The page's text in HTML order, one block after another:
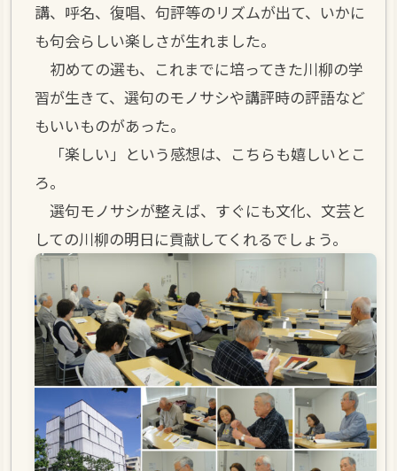
講、呼名、復唱、句評等のリズムが出て、いかに
も句会らしい楽しさが生れました。
初めての選も、これまでに培ってきた川柳の学
習が生きて、選句のモノサシや講評時の評語など
もいいものがあった。
「楽しい」という感想は、こちらも嬉しいとこ
ろ。
選句モノサシが整えば、すぐにも文化、文芸と
しての川柳の明日に貢献してくれるでしょう。